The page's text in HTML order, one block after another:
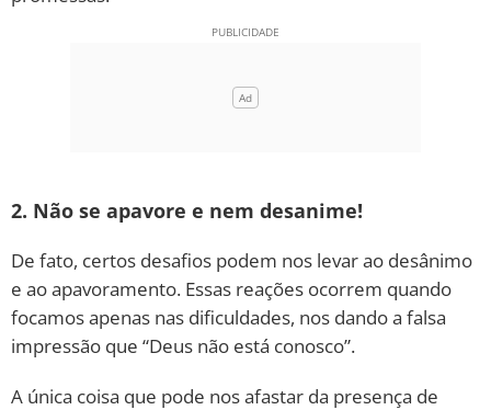
2. Não se apavore e nem desanime!
De fato, certos desafios podem nos levar ao desânimo
e ao apavoramento. Essas reações ocorrem quando
focamos apenas nas dificuldades, nos dando a falsa
impressão que “Deus não está conosco”.
A única coisa que pode nos afastar da presença de